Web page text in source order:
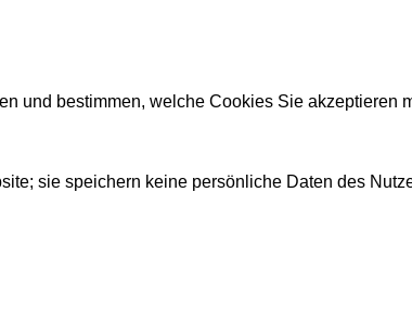
und bestimmen, welche Cookies Sie akzeptieren
sie speichern keine persönliche Daten des